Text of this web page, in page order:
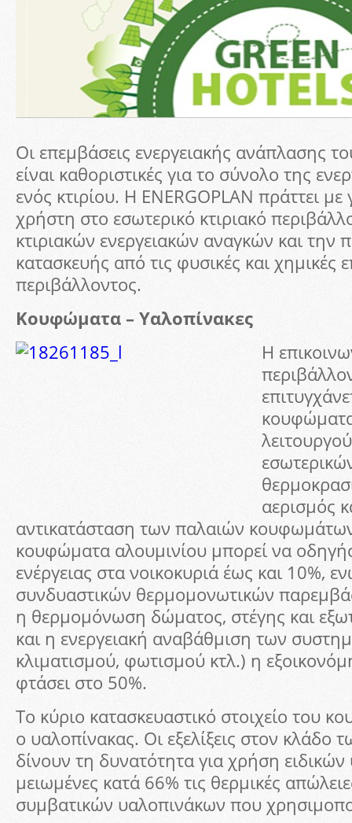
Οι επεμβάσεις ενεργειακής ανάπλασης
είναι καθοριστικές για το σύνολο της
ενός κτιρίου. Η ENERGOPLAN πράττει
χρήστη στο εσωτερικό κτιριακό
κτιριακών ενεργειακών αναγκών και την
κατασκευής από τις φυσικές και χημικές
περιβάλλοντος.
Κουφώματα – Υαλοπίνακες
Η
αερισμός
αντικατάσταση των παλαιών
κουφώματα αλουμινίου μπορεί να
ενέργειας στα νοικοκυριά έως και 10%,
συνδυαστικών θερμομονωτικών
η θερμομόνωση δώματος, στέγης και
και η ενεργειακή αναβάθμιση των
κλιματισμού, φωτισμού κτλ.) η
φτάσει στο 50%.
Το κύριο κατασκευαστικό στοιχείο του
ο υαλοπίνακας. Οι εξελίξεις στον κλάδο
δίνουν τη δυνατότητα για χρήση
μειωμένες κατά 66% τις θερμικές
συμβατικών υαλοπινάκων που